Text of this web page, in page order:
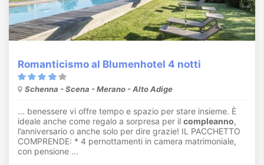
Romanticismo al Blumenhotel 4 notti
Schenna - Scena - Merano - Alto Adige
... benessere vi offre tempo e spazio per stare insieme. È
ideale anche come regalo a sorpresa per il compleanno,
l’anniversario o anche solo per dire grazie! IL PACCHETTO
COMPRENDE: * 4 pernottamenti in camera matrimoniale,
con pensione ...